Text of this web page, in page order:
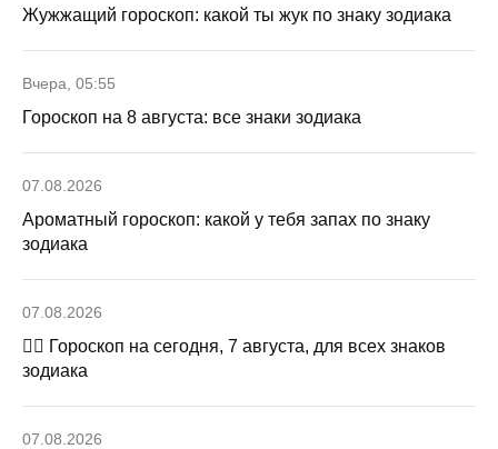
Жужжащий гороскоп: какой ты жук по знаку зодиака
Вчера, 05:55
Гороскоп на 8 августа: все знаки зодиака
07.08.2026
Ароматный гороскоп: какой у тебя запах по знаку
зодиака
07.08.2026
🧙‍♀ Гороскоп на сегодня, 7 августа, для всех знаков
зодиака
07.08.2026